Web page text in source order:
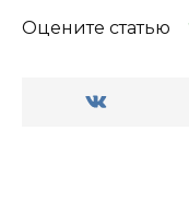
Оцените статью